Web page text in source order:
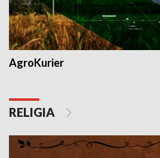
AgroKurier
RELIGIA